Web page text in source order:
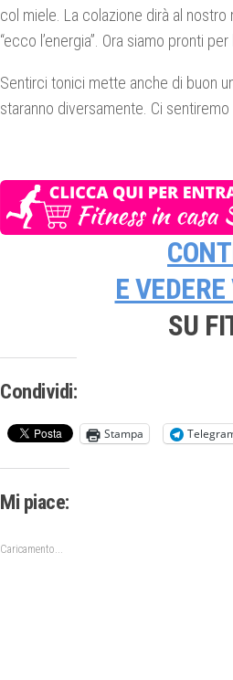
col miele. La colazione dirà al nostro
“ecco l’energia”. Ora siamo pronti
Sentirci tonici mette anche di buon
staranno diversamente. Ci sentiremo
E VEDERE
SU
Condividi:
Stampa
Mi piace:
Caricamento...